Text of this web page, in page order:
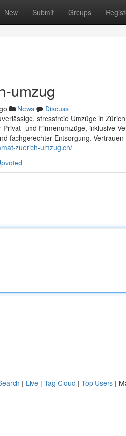
New Submit Groups
umzug
News
Discuss
stressfreie Umzüge in
und Firmenumzüge, inklusive
fachgerechter Entsorgung.
zuerich-umzug.ch/
| Live | Tag Cloud | Top Users |